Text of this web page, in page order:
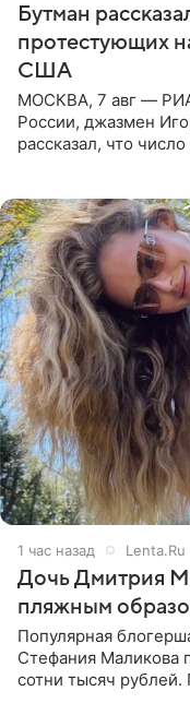
Бутман
протестующих
США
МОСКВА, 7 авг —
России, джазмен
рассказал, что
1 час назад Lenta.Ru
Дочь Дмитрия
пляжным
Популярная
Стефания Маликова
сотни тысяч